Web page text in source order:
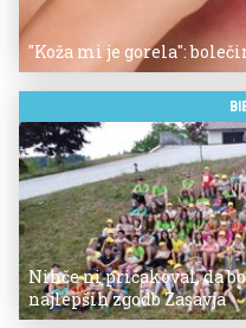
"Koža mi je gorela":
Nihče ni pričakoval, da
najlepših zgodb Zasavja